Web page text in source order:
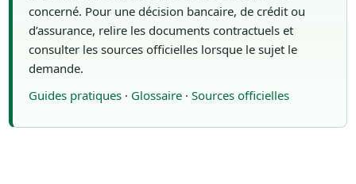
concerné. Pour une décision bancaire, de crédit ou
d’assurance, relire les documents contractuels et
consulter les sources officielles lorsque le sujet le
demande.
Guides pratiques· Glossaire· Sources officielles